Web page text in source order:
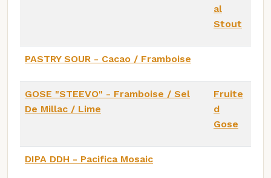
al
Stout
PASTRY SOUR - Cacao / Framboise
GOSE "STEEVO" - Framboise / Sel
De Millac / Lime
Fruite
d
Gose
DIPA DDH - Pacifica Mosaic